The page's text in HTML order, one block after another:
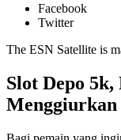
Facebook
Twitter
The ESN Satellite is
Slot Depo
Menggiurkan